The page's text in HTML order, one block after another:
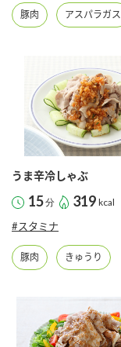
豚肉 アスパラガス
うま辛冷しゃぶ
15分 319 kcal
#スタミナ
豚肉 きゅうり